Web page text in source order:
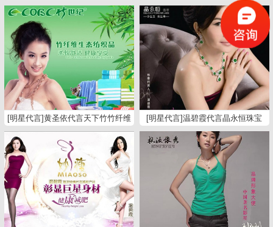
坊白酒
[明星代言]黄圣依代言天下竹竹纤维
纺织品
[明星代言]温碧霞代言晶永恒珠宝